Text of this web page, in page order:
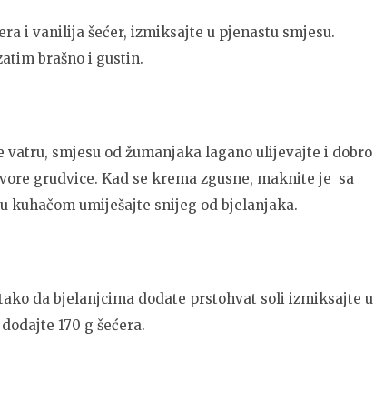
i vanilija šećer, izmiksajte u pjenastu smjesu.
brašno i gustin.
smjesu od žumanjaka lagano ulijevajte i dobro
grudvice. Kad se krema zgusne, maknite je sa
kuhačom umiješajte snijeg od bjelanjaka.
da bjelanjcima dodate prstohvat soli izmiksajte u
170 g šećera.